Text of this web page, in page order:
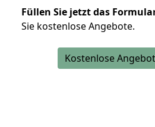
Füllen Sie jetzt das
Sie kostenlose Angebote.
Kostenlose